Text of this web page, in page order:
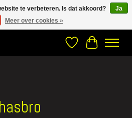
to Geek out!
Verlanglijst
hasbro
te verbeteren. Is dat akkoord?
Ja
Meer over cookies »